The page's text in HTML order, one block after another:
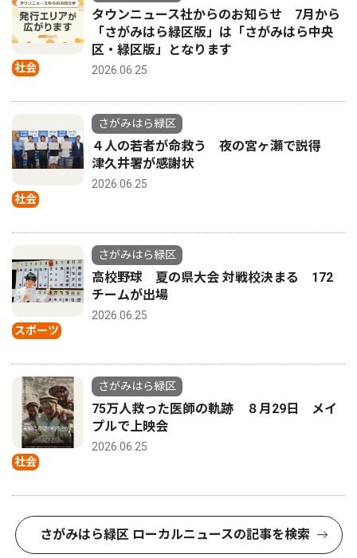
社会
タウンニュース社からのお知らせ 7月から
「さがみはら緑区版」は「さがみはら中央
区・緑区版」となります
2026.06.25
社会
さがみはら緑区
４人の若者が命救う 夜の宮ヶ瀬で説得
津久井署が感謝状
2026.06.25
スポーツ
さがみはら緑区
高校野球 夏の県大会 対戦校決まる 172
チームが出場
2026.06.25
社会
さがみはら緑区
75万人救った医師の軌跡 ８月29日 メイ
プルで上映会
2026.06.25
さがみはら緑区 ローカルニュースの記事を検索